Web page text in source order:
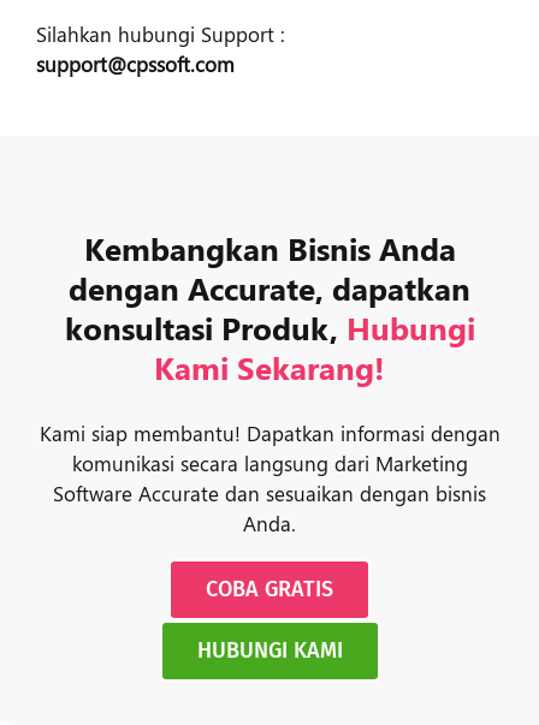
Silahkan hubungi Support :
support@cpssoft.com
Kembangkan Bisnis Anda
dengan Accurate, dapatkan
konsultasi Produk, Hubungi
Kami Sekarang!
Kami siap membantu! Dapatkan informasi dengan
komunikasi secara langsung dari Marketing
Software Accurate dan sesuaikan dengan bisnis
Anda.
COBA GRATIS
HUBUNGI KAMI